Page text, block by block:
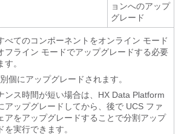
ョンへのアップ
グレード
べてのコンポーネントをオンライン モード
フライン モードでアップグレードする必要
す。
個にアップグレードされます。
ンス時間が短い場合は、HX Data Platform
アップグレードしてから、後で UCS ファ
アをアップグレードすることで分割アップ
を実行できます。